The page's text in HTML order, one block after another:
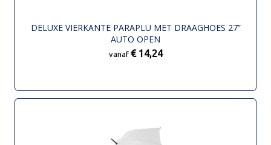
DELUXE VIERKANTE PARAPLU MET DRAAGHOES 27”
AUTO OPEN
vanaf € 14,24